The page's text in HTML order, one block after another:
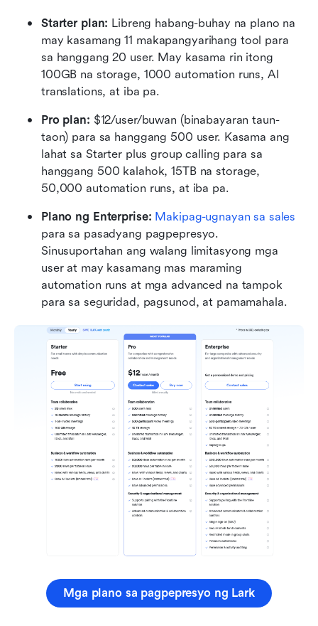
Starter plan: Libreng habang-buhay na plano na
may kasamang 11 makapangyarihang tool para
sa hanggang 20 user. May kasama rin itong
100GB na storage, 1000 automation runs, AI
translations, at iba pa.
Pro plan: $12/user/buwan (binabayaran taun-
taon) para sa hanggang 500 user. Kasama ang
lahat sa Starter plus group calling para sa
hanggang 500 kalahok, 15TB na storage,
50,000 automation runs, at iba pa.
Plano ng Enterprise: Makipag-ugnayan sa sales
para sa pasadyang pagpepresyo.
Sinusuportahan ang walang limitasyong mga
user at may kasamang mas maraming
automation runs at mga advanced na tampok
para sa seguridad, pagsunod, at pamamahala.
Mga plano sa pagpepresyo ng Lark